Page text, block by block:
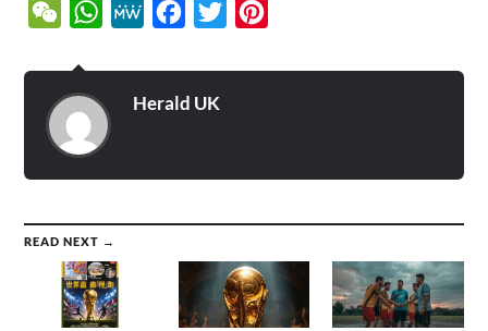
WeChatWhatsApp
MeWe Facebook
Twitter
Herald UK
READ NEXT →